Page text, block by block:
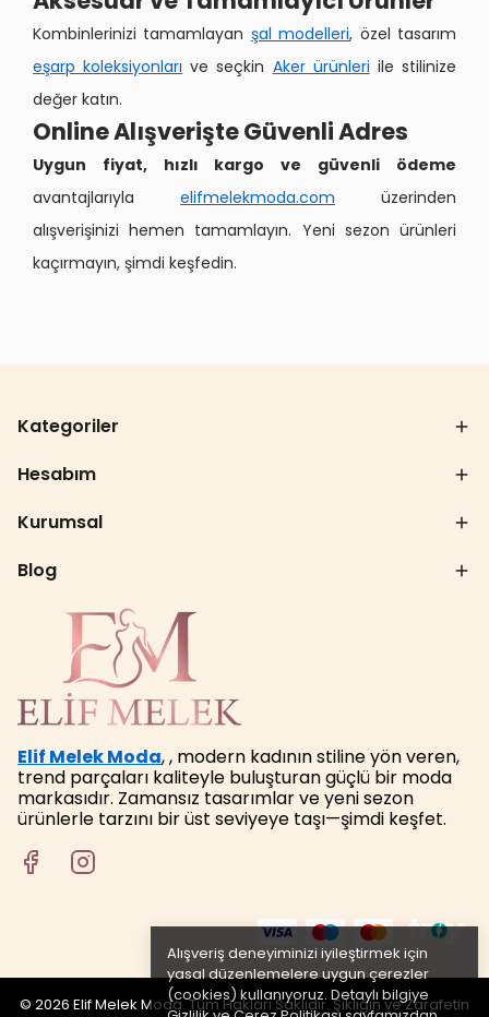
Alışveriş deneyiminizi iyileştirmek için
yasal düzenlemelere uygun çerezler
(cookies) kullanıyoruz. Detaylı bilgiye
Kombinlerinizi tamamlayan şal modelleri, özel tasarım
eşarp koleksiyonları ve seçkin Aker ürünleri ile stilinize
değer katın.
Online Alışverişte Güvenli Adres
Uygun fiyat, hızlı kargo ve güvenli ödeme
avantajlarıyla elifmelekmoda.com üzerinden
alışverişinizi hemen tamamlayın. Yeni sezon ürünleri
kaçırmayın, şimdi keşfedin.
Kategoriler
Hesabım
Kurumsal
Blog
Elif Melek Moda, , modern kadının stiline yön veren,
trend parçaları kaliteyle buluşturan güçlü bir moda
markasıdır. Zamansız tasarımlar ve yeni sezon
ürünlerle tarzını bir üst seviyeye taşı—şimdi keşfet.
© 2026 Elif Melek Moda. Tüm Hakları Saklıdır. Şıklığın ve Zarafetin